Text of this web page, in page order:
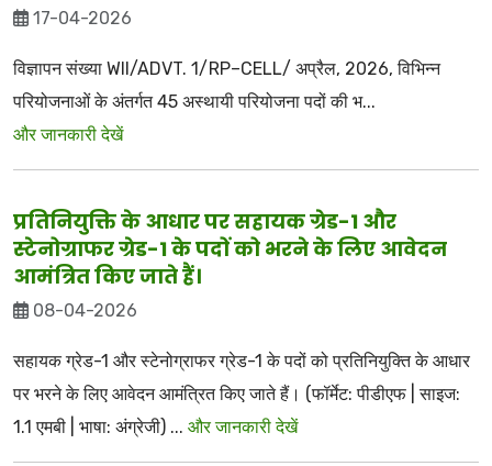
17-04-2026
विज्ञापन संख्या WII/ADVT. 1/RP–CELL/ अप्रैल, 2026, विभिन्न
परियोजनाओं के अंतर्गत 45 अस्थायी परियोजना पदों की भ...
और जानकारी देखें
प्रतिनियुक्ति के आधार पर सहायक ग्रेड-1 और
स्टेनोग्राफर ग्रेड-1 के पदों को भरने के लिए आवेदन
आमंत्रित किए जाते हैं।
08-04-2026
सहायक ग्रेड-1 और स्टेनोग्राफर ग्रेड-1 के पदों को प्रतिनियुक्ति के आधार
पर भरने के लिए आवेदन आमंत्रित किए जाते हैं। (फॉर्मेट: पीडीएफ | साइज:
1.1 एमबी | भाषा: अंग्रेजी) ... और जानकारी देखें